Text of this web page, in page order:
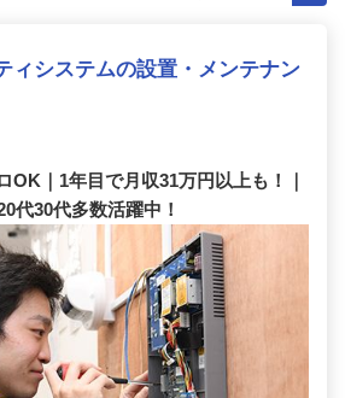
ィシステムの設置・メンテナン
OK｜1年目で月収31万円以上も！｜
代30代多数活躍中！